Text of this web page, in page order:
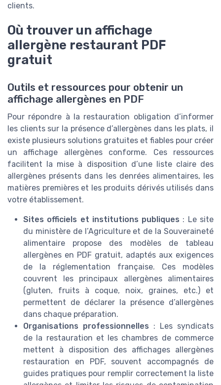
clients.
Où trouver un affichage
allergène restaurant PDF
gratuit
Outils et ressources pour obtenir un
affichage allergènes en PDF
Pour répondre à la restauration obligation d’informer
les clients sur la présence d’allergènes dans les plats, il
existe plusieurs solutions gratuites et fiables pour créer
un affichage allergènes conforme. Ces ressources
facilitent la mise à disposition d’une liste claire des
allergènes présents dans les denrées alimentaires, les
matières premières et les produits dérivés utilisés dans
votre établissement.
Sites officiels et institutions publiques : Le site
du ministère de l’Agriculture et de la Souveraineté
alimentaire propose des modèles de tableau
allergènes en PDF gratuit, adaptés aux exigences
de la réglementation française. Ces modèles
couvrent les principaux allergènes alimentaires
(gluten, fruits à coque, noix, graines, etc.) et
permettent de déclarer la présence d’allergènes
dans chaque préparation.
Organisations professionnelles : Les syndicats
de la restauration et les chambres de commerce
mettent à disposition des affichages allergènes
restauration en PDF, souvent accompagnés de
guides pratiques pour remplir correctement la liste